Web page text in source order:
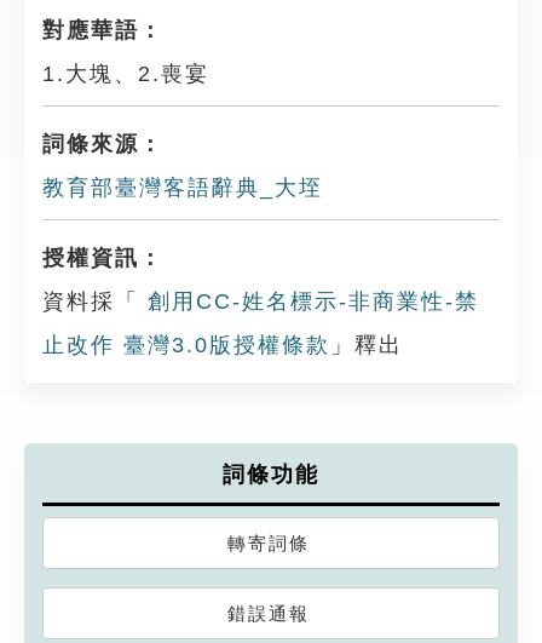
對應華語：
1.大塊、2.喪宴
詞條來源：
教育部臺灣客語辭典_大垤
授權資訊：
資料採「
創用CC-姓名標示-非商業性-禁
止改作 臺灣3.0版授權條款 」釋出
詞條功能
轉寄詞條
錯誤通報